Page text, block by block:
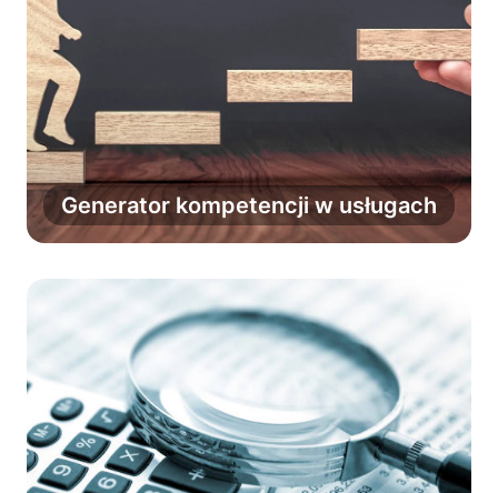
Generator kompetencji w usługach
Zbuduj kompletną ścieżkę rozwoju
opartą na kompetencjach twardych,
zawodowych, interpersonalnych i
cyfrowych.